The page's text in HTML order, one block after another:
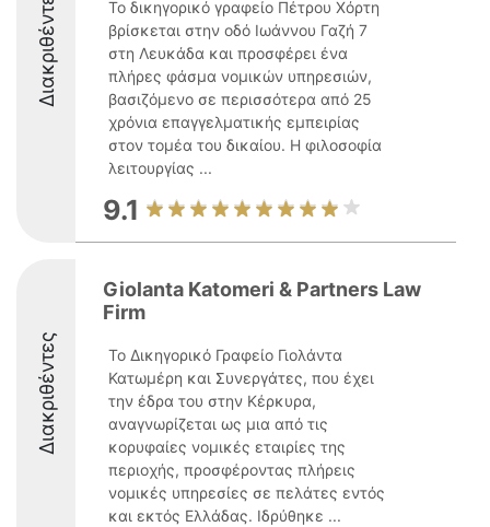
Διακριθέντες
Το δικηγορικό γραφείο Πέτρου Χόρτη
βρίσκεται στην οδό Ιωάννου Γαζή 7
στη Λευκάδα και προσφέρει ένα
πλήρες φάσμα νομικών υπηρεσιών,
βασιζόμενο σε περισσότερα από 25
χρόνια επαγγελματικής εμπειρίας
στον τομέα του δικαίου. Η φιλοσοφία
λειτουργίας ...
9.1
Διακριθέντες
Giolanta Katomeri & Partners Law
Firm
Το Δικηγορικό Γραφείο Γιολάντα
Κατωμέρη και Συνεργάτες, που έχει
την έδρα του στην Κέρκυρα,
αναγνωρίζεται ως μια από τις
κορυφαίες νομικές εταιρίες της
περιοχής, προσφέροντας πλήρεις
νομικές υπηρεσίες σε πελάτες εντός
και εκτός Ελλάδας. Ιδρύθηκε ...